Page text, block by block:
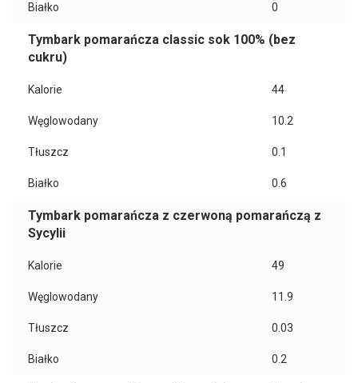
Białko 0
Tymbark pomarańcza classic sok 100% (bez
cukru)
Kalorie 44
Węglowodany 10.2
Tłuszcz 0.1
Białko 0.6
Tymbark pomarańcza z czerwoną pomarańczą z
Sycylii
Kalorie 49
Węglowodany 11.9
Tłuszcz 0.03
Białko 0.2